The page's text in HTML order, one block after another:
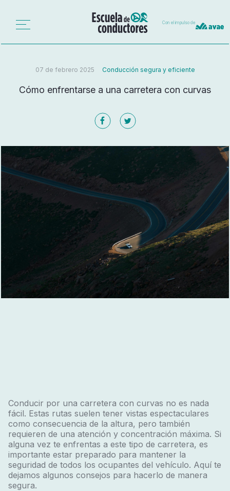
Con el impulso de
07 de febrero 2025 Conducción segura y eficiente
Cómo enfrentarse a una carretera con curvas
Conducir por una carretera con curvas no es nada
fácil. Estas rutas suelen tener vistas espectaculares
como consecuencia de la altura, pero también
requieren de una atención y concentración máxima. Si
alguna vez te enfrentas a este tipo de carretera, es
importante estar preparado para mantener la
seguridad de todos los ocupantes del vehículo. Aquí te
dejamos algunos consejos para hacerlo de manera
segura.